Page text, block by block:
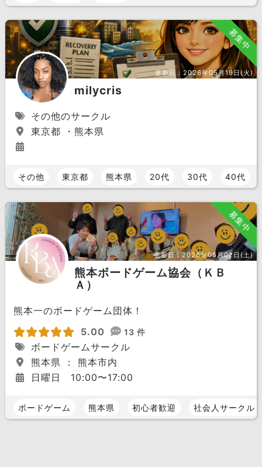
募集中
更新日：2026年05月19日(火)
milycris
その他のサークル
東京都 ・熊本県
その他 東京都 熊本県 20代 30代 40代
募集中
更新日：2026年05月02日(土)
熊本ボードゲーム協会（ＫＢ
Ａ）
熊本一のボードゲーム団体！
5.00
13 件
ボードゲームサークル
熊本県 ： 熊本市内
日曜日 10:00〜17:00
ボードゲーム 熊本県 初心者歓迎 社会人サークル